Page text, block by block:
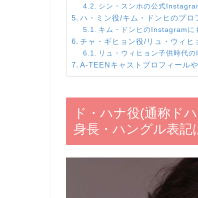
シン・スンホの公式
ハ・ミン役/キム・ドンヒのプロ
キム・ドンヒのInstagramに
チャ・ギヒョン役/リュ・ウィヒ
リュ・ウィヒョン子供時代
A-TEENキャストプロフィール
ド・ハナ役(通称ド
身長・ハングル表記